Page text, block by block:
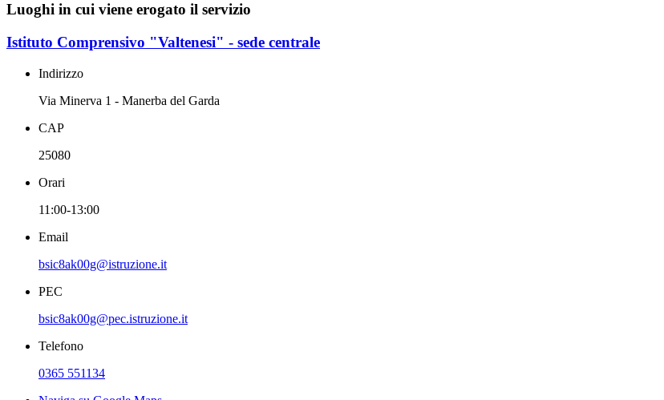
Luoghi in cui viene erogato il servizio
Istituto Comprensivo "Valtenesi" - sede centrale
Indirizzo
Via Minerva 1 - Manerba del Garda
CAP
25080
Orari
11:00-13:00
Email
bsic8ak00g@istruzione.it
PEC
bsic8ak00g@pec.istruzione.it
Telefono
0365 551134